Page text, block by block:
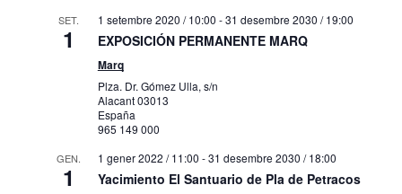
SET.
1
1 setembre 2020 / 10:00 -31 desembre 2030 / 19:00
EXPOSICIÓN PERMANENTE MARQ
Marq
Plza. Dr. Gómez Ulla, s/n
Alacant03013
España
965 149 000
GEN.
1
1 gener 2022 / 11:00 -31 desembre 2030 / 18:00
Yacimiento El Santuario de Pla de Petracos